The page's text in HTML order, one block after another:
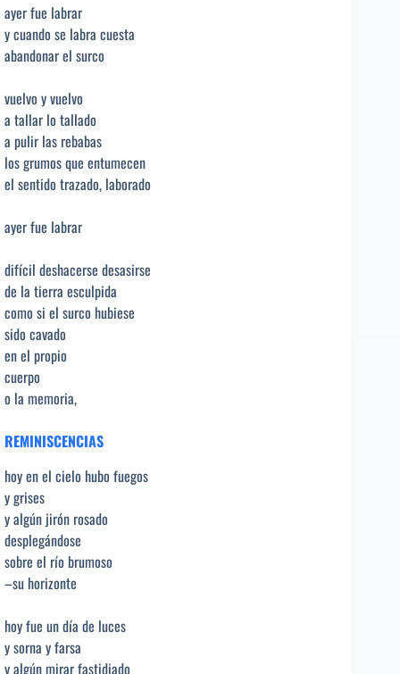
ayer fue labrar
y cuando se labra cuesta
abandonar el surco
vuelvo y vuelvo
a tallar lo tallado
a pulir las rebabas
los grumos que entumecen
el sentido trazado, laborado
ayer fue labrar
difícil deshacerse desasirse
de la tierra esculpida
como si el surco hubiese
sido cavado
en el propio
cuerpo
o la memoria,
REMINISCENCIAS
hoy en el cielo hubo fuegos
y grises
y algún jirón rosado
desplegándose
sobre el río brumoso
–su horizonte
hoy fue un día de luces
y sorna y farsa
y algún mirar fastidiado